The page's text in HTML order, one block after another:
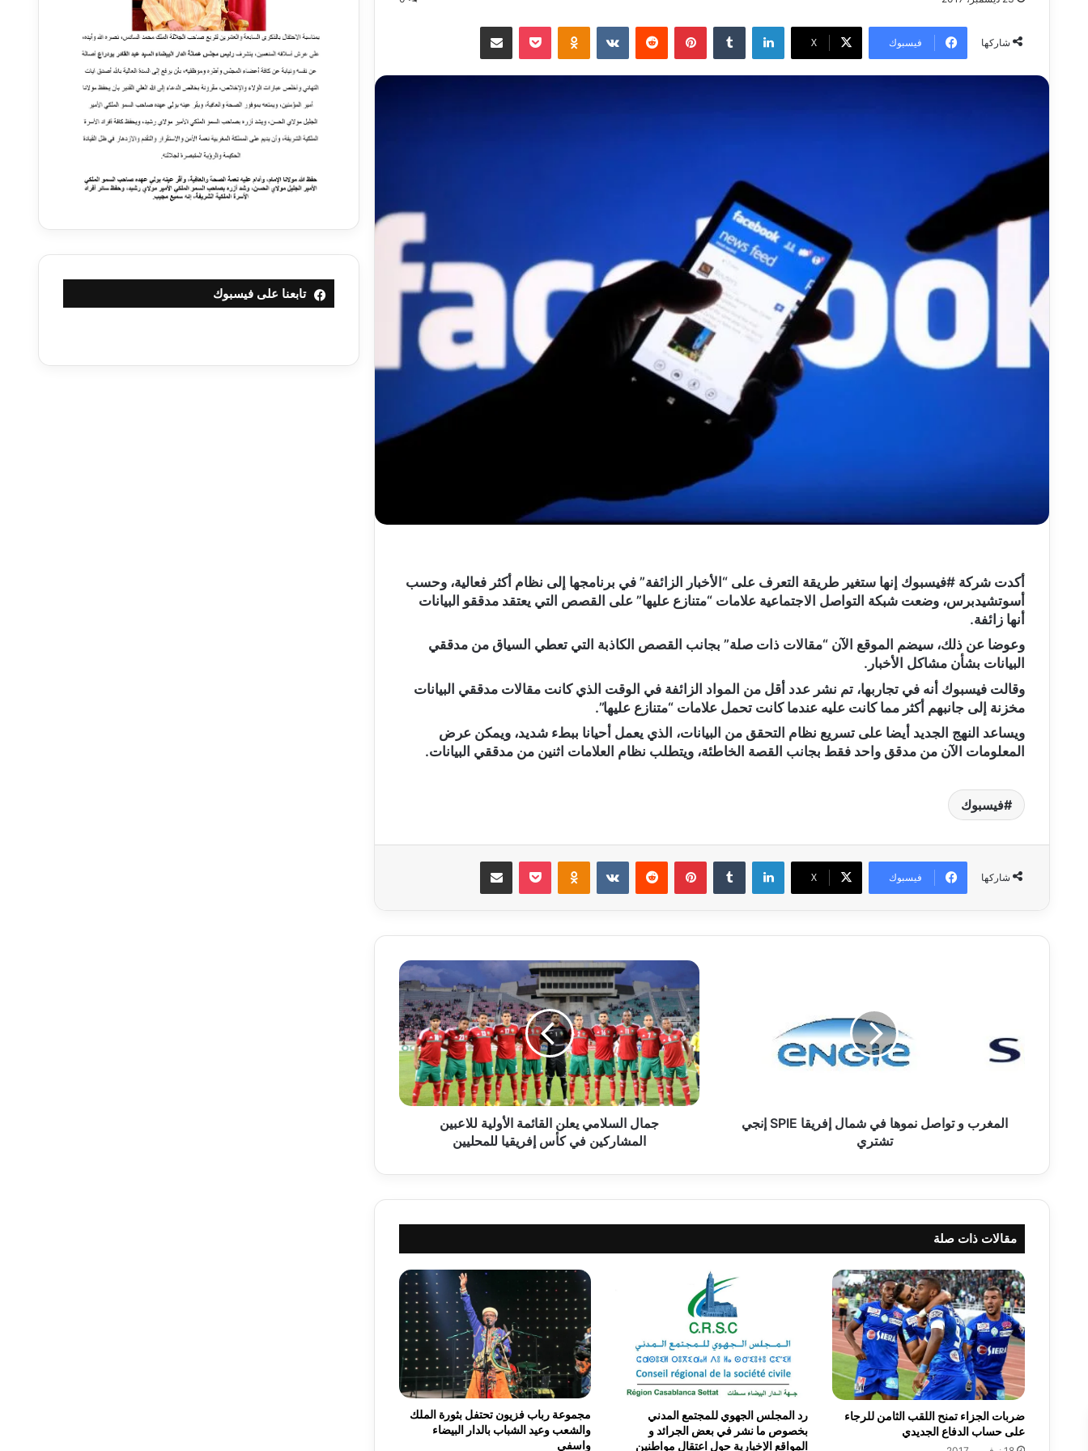
شاركها فيسبوك ‫X
لينكدإن بينتيريست
أكدت شركة #فيسبوك إنها ستغير طريقة التعرف على “الأخبار الزائفة” في برنامجها إلى نظام أكثر فعالية، وحسب
أسوتشيدبرس، وضعت شبكة التواصل الاجتماعية علامات “متنازع عليها” على القصص التي يعتقد مدققو البيانات
أنها زائفة.
وعوضا عن ذلك، سيضم الموقع الآن “مقالات ذات صلة” بجانب القصص الكاذبة التي تعطي السياق من مدققي
البيانات بشأن مشاكل الأخبار.
وقالت فيسبوك أنه في تجاربها، تم نشر عدد أقل من المواد الزائفة في الوقت الذي كانت مقالات مدققي البيانات
مخزنة إلى جانبهم أكثر مما كانت عليه عندما كانت تحمل علامات “متنازع عليها”.
ويساعد النهج الجديد أيضا على تسريع نظام التحقق من البيانات، الذي يعمل أحيانا ببطء شديد، ويمكن عرض
المعلومات الآن من مدقق واحد فقط بجانب القصة الخاطئة، ويتطلب نظام العلامات اثنين من مدققي البيانات.
فيسبوك
شاركها فيسبوك ‫X
لينكدإن بينتيريست
ب
ن
ھ
ف
ي
ش
م
ا
ل
إ
ف
ر
ق
ا
المغرب و تواصل نموھا في شمال إفریقا SPIE إنجي
تشتري
ج
م
ا
ل
ا
ل
س
ل
ا
ع
ا
ق
ئ
م
ة
ا
ل
أ
و
ل
ي
ة
جمال السلامي يعلن القائمة الأولية للاعبين
المشاركين في كأس إفريقيا للمحليين
مقالات ذات صلة
ضربات الجزاء تمنح اللقب الثامن للرجاء
على حساب الدفاع الجديدي‎
رد المجلس الجهوي للمجتمع المدني
بخصوص ما نشر في بعض الجرائد و
المواقع الإخبارية حول اعتقال مواطنين
مجموعة رباب فزيون تحتفل بثورة الملك
والشعب وعيد الشباب بالدار البيضاء
واسفي
تابعنا على فيسبوك